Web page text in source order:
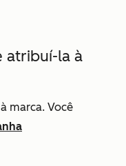
atribuí-la à
marca. Você